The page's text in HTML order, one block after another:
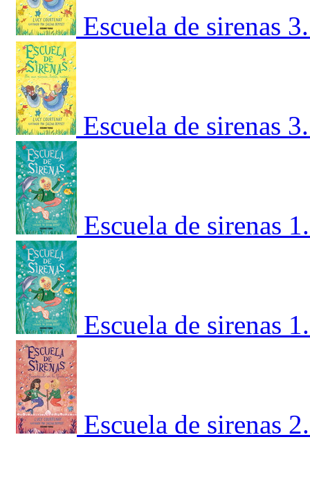
Escuela de sirenas
Escuela de sirenas
Escuela de sirenas
Escuela de sirenas
Escuela de sirenas